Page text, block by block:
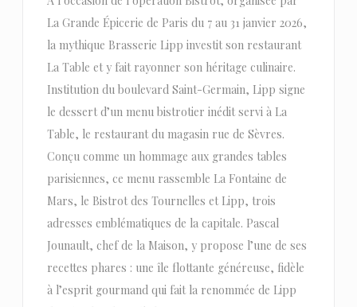
La Grande Épicerie de Paris du 7 au 31 janvier 2026,
la mythique Brasserie Lipp investit son restaurant
La Table et y fait rayonner son héritage culinaire.
Institution du boulevard Saint-Germain, Lipp signe
le dessert d’un menu bistrotier inédit servi à La
Table, le restaurant du magasin rue de Sèvres.
Conçu comme un hommage aux grandes tables
parisiennes, ce menu rassemble La Fontaine de
Mars, le Bistrot des Tournelles et Lipp, trois
adresses emblématiques de la capitale. Pascal
Jounault, chef de la Maison, y propose l’une de ses
recettes phares : une île flottante généreuse, fidèle
à l’esprit gourmand qui fait la renommée de Lipp